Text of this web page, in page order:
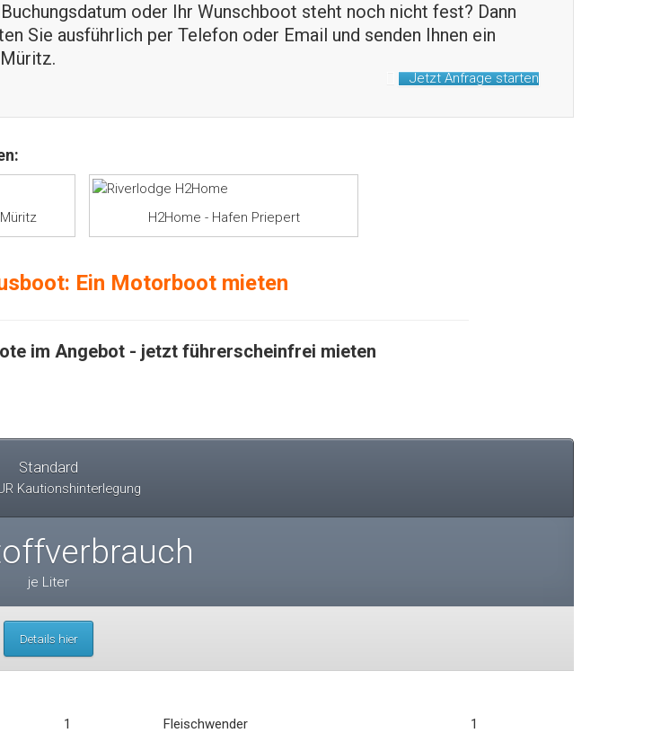
oder Ihr Wunschboot steht noch nicht fest? Dann
Sie ausführlich per Telefon oder Email und senden Ihnen ein
Jetzt Anfrage starten
H2Home - Hafen Priepert
Ein Motorboot mieten
im Angebot - jetzt führerscheinfrei mieten
Standard
Kautionshinterlegung
je Liter
Details hier
1 Fleischwender
1